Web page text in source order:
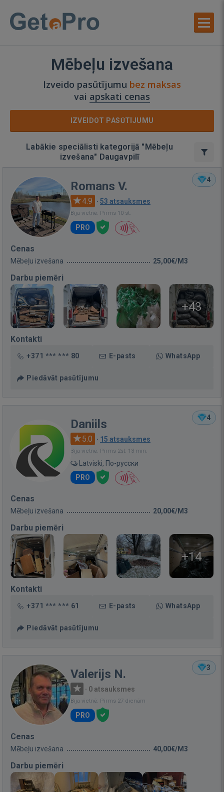
Mēbeļu izvešana
Izveido pasūtījumu bez maksas
vai apskati cenas
IZVEIDOT PASŪTĪJUMU
Labākie speciālisti kategorijā "Mēbeļu
izvešana" Daugavpilī
4
Romans V.
4.9 · 53 atsauksmes
Bija vietnē: Pirms 10 st.
PRO
Cenas
Mēbeļu izvešana 25,00€/M3
Darbu piemēri
+43
Kontakti
+371 *** *** 80 E-pasts WhatsApp
Piedāvāt pasūtījumu
4
Daniils
5.0 · 15 atsauksmes
Bija vietnē: Pirms 2st. 13 min.
Latviski, По-русски
PRO
Cenas
Mēbeļu izvešana 20,00€/M3
Darbu piemēri
+14
Kontakti
+371 *** *** 61 E-pasts WhatsApp
Piedāvāt pasūtījumu
3
Valerijs N.
· 0 atsauksmes
Bija vietnē: Pirms 27 dienām
PRO
Cenas
Mēbeļu izvešana 40,00€/M3
Darbu piemēri